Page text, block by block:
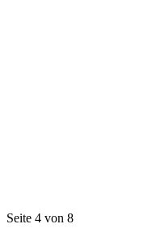
Seite 4 von 8